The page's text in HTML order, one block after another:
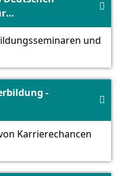
- DIPF | Leibniz-
und

und
-

Karrierechancen